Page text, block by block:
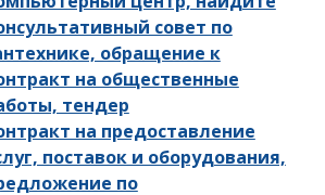
совет по
обращение к
на общественные
тендер
на предоставление
поставок и оборудования,
по